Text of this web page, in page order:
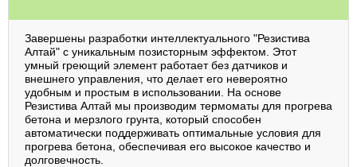
Завершены разработки интеллектуального "Резистива
Алтай" с уникальным позисторным эффектом. Этот
умный греющий элемент работает без датчиков и
внешнего управления, что делает его невероятно
удобным и простым в использовании. На основе
Резистива Алтай мы производим термоматы для прогрева
бетона и мерзлого грунта, который способен
автоматически поддерживать оптимальные условия для
прогрева бетона, обеспечивая его высокое качество и
долговечность.